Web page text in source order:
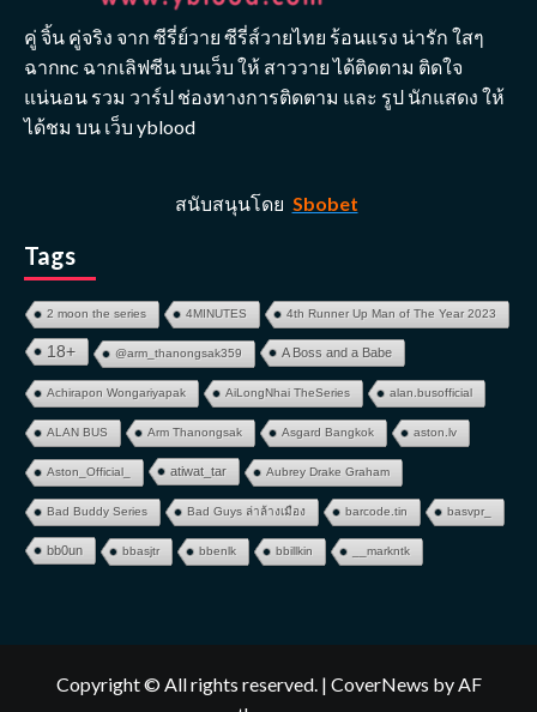
คู่ จิ้น คู่จริง จาก ซีรี่ย์วาย ซีรี่ส์วายไทย ร้อนแรง น่ารัก ใสๆ
ฉากnc ฉากเลิฟซีน บนเว็บ ให้ สาววาย ได้ติดตาม ติดใจ
แน่นอน รวม วาร์ป ช่องทางการติดตาม และ รูป นักแสดง ให้
ได้ชม บน เว็บ yblood
สนับสนุนโดย Sbobet
Tags
2 moon the series 4MINUTES 4th Runner Up Man of The Year 2023
18+ @arm_thanongsak359 A Boss and a Babe
Achirapon Wongariyapak AiLongNhai TheSeries alan.busofficial
ALAN BUS Arm Thanongsak Asgard Bangkok aston.lv
Aston_Official_ atiwat_tar Aubrey Drake Graham
Bad Buddy Series Bad Guys ล่าล้างเมือง barcode.tin basvpr_
bb0un bbasjtr bbenlk bbillkin __markntk
Copyright © All rights reserved. | CoverNews by AF